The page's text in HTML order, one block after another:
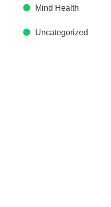
Mind Health
Uncategorized